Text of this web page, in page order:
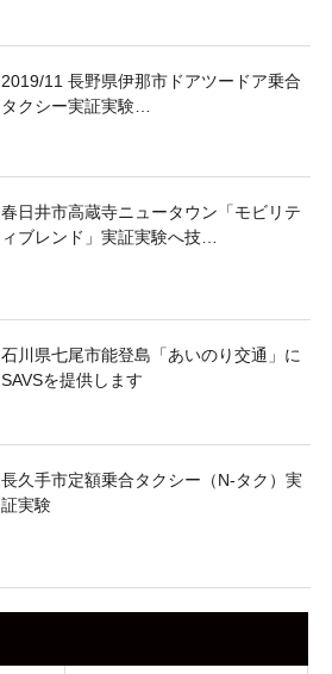
2019/11 長野県伊那市ドアツードア乗合
タクシー実証実験…
春日井市高蔵寺ニュータウン「モビリテ
ィブレンド」実証実験へ技…
石川県七尾市能登島「あいのり交通」に
SAVSを提供します
長久手市定額乗合タクシー（N-タク）実
証実験